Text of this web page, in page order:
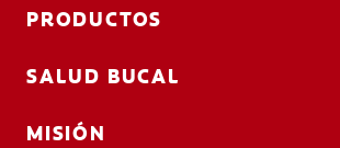
PRODUCTOS
SALUD BUCAL
MISIÓN